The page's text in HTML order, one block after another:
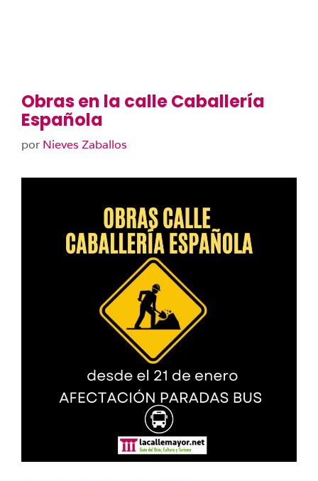
Obras en la calle Caballería
Española
por Nieves Zaballos